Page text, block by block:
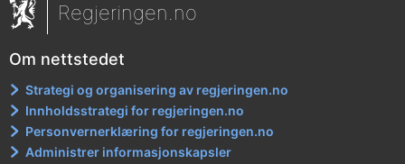
Regjeringen.no
Om nettstedet
Strategi og organisering av regjeringen.no
Innholdsstrategi for regjeringen.no
Personvernerklæring for regjeringen.no
Administrer informasjonskapsler